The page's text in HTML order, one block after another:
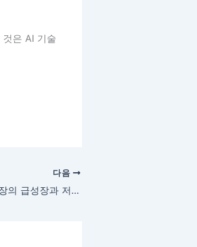
은 AI 기술
다음
AI 학습 데이터 시장의 급성장과 저작권 이슈: 향후 방향성과 실천 방안